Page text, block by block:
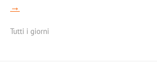
→
Tutti i giorni